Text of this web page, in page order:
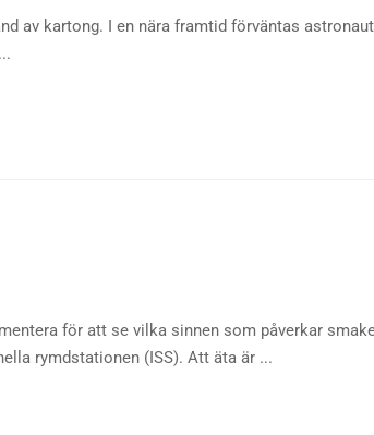
av kartong. I en nära framtid förväntas
för att se vilka sinnen som påverkar
rymdstationen (ISS). Att äta är ...